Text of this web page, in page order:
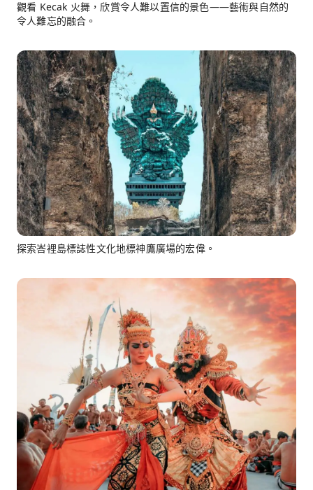
觀看 Kecak 火舞，欣賞令人難以置信的景色——藝術與自然的
令人難忘的融合。
探索峇裡島標誌性文化地標神鷹廣場的宏偉。